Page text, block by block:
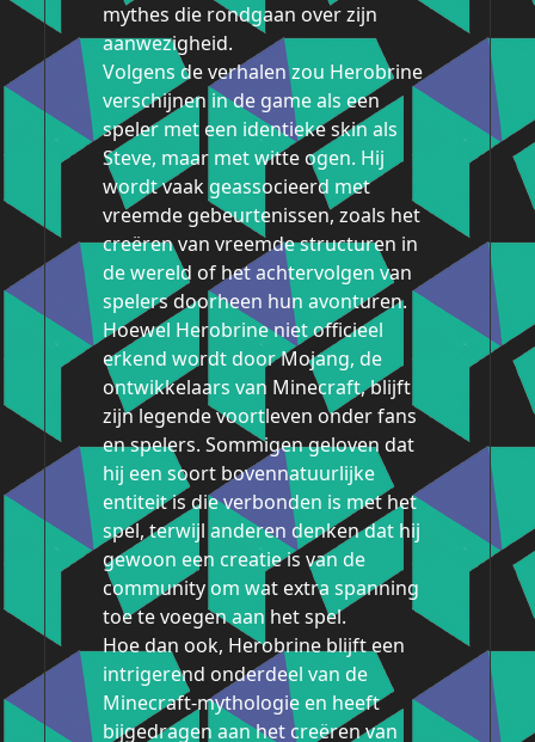
mythes die rondgaan over zijn
aanwezigheid.
Volgens de verhalen zou Herobrine
verschijnen in de game als een
speler met een identieke skin als
Steve, maar met witte ogen. Hij
wordt vaak geassocieerd met
vreemde gebeurtenissen, zoals het
creëren van vreemde structuren in
de wereld of het achtervolgen van
spelers doorheen hun avonturen.
Hoewel Herobrine niet officieel
erkend wordt door Mojang, de
ontwikkelaars van Minecraft, blijft
zijn legende voortleven onder fans
en spelers. Sommigen geloven dat
hij een soort bovennatuurlijke
entiteit is die verbonden is met het
spel, terwijl anderen denken dat hij
gewoon een creatie is van de
community om wat extra spanning
toe te voegen aan het spel.
Hoe dan ook, Herobrine blijft een
intrigerend onderdeel van de
Minecraft-mythologie en heeft
bijgedragen aan het creëren van